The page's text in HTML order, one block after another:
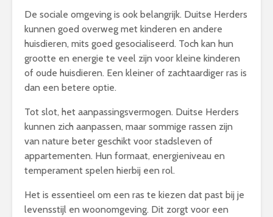
De sociale omgeving is ook belangrijk. Duitse Herders
kunnen goed overweg met kinderen en andere
huisdieren, mits goed gesocialiseerd. Toch kan hun
grootte en energie te veel zijn voor kleine kinderen
of oude huisdieren. Een kleiner of zachtaardiger ras is
dan een betere optie.
Tot slot, het aanpassingsvermogen. Duitse Herders
kunnen zich aanpassen, maar sommige rassen zijn
van nature beter geschikt voor stadsleven of
appartementen. Hun formaat, energieniveau en
temperament spelen hierbij een rol.
Het is essentieel om een ras te kiezen dat past bij je
levensstijl en woonomgeving. Dit zorgt voor een